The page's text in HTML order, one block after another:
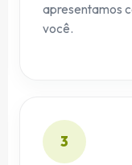
apresentamos
você.
3